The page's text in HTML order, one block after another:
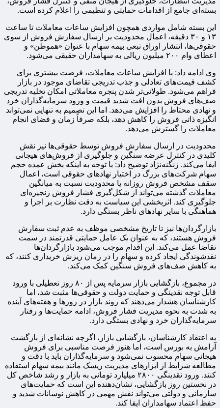
بسته‌ای جامع از اقدامات حمایتی و تنظیمی را اعلام کرده است.
این بسته شامل مواردی همچون افزایش ساعات معاملات تا ساعت
۱۳ و ۳۰ دقیقه، اعمال محدودیت بر ارسال سفارش فروش از سوی
حقوقی‌ها، انتشار اوراق تبعی بیمه سهام با عنوان «هموطن» و
اعطای وام ۲۰۰ میلیون ریالی به سهامداران حقیقی می‌شود.
وی ادامه داد: با افزایش ساعات معاملات، فرصت بیشتری برای
کشف قیمت‌های تعادلی و جذب تدریجی تقاضای موجود در بازار
فراهم می‌شود. طولانی‌تر شدن پنجره معاملاتی امکان تخلیه تدریجی
صف‌های فروش بدون افت شدید قیمت و ورود سرمایه‌گذاران خرد
و نهادی محتاط را افزایش می‌دهد. اما این تصمیم به تنهایی نمی‌تواند
انگیزه ذاتی فروش را کاهش دهد، بلکه صرفاً زمان و فضای انجام
معاملات را گسترش می‌دهد.
محدودیت در ارسال سفارش فروش توسط حقوقی‌ها نیز نقش
کلیدی در کنترل عرضه سنگین و جلوگیری از فروش‌های هیجانی
ایفا می‌کند. زنگنه‌نژاد توضیح داد: با توجه به اینکه بخش عمده حجم
سهام شرکت‌های بزرگ در اختیار نهادهای حقوقی است، اعمال
سقف مشخص فروش روزانه یا محدودیت نسبت به میانگین
معاملات گذشته می‌تواند از شکل‌گیری فشار فروش زنجیره‌ای
جلوگیری کند. اثربخشی این سیاست به دقت نظارت بر اجرا و
هماهنگی با سایر نهادهای ناظر بستگی دارد.
بازارگردان‌ها نیز تا تاریخ مشخصی موظف به عدم ثبت سفارش
فروش هستند، که به عنوان یک عامل حمایتی قدرتمند در سمت
تقاضا عمل می‌کند. این اقدام موجب می‌شود بازارگردان‌ها
نقدشوندگی ایجاد کرده و سهام را در زمان ریزش خریداری کنند، که
به کاهش صف‌های فروش سنگین کمک می‌کند.
در مجموع، بازگشایی بازار سرمایه پس از ۸۰ روز تعطیلی با ورود
قابل توجه نقدینگی و حمایت دولت و حقوقی‌ها مثبت شد، اما
کارشناسان هشدار می‌دهند که روند بازار در روزها و هفته‌های آینده
به شدت به نحوه مدیریت فشار فروش، ادامه حمایت‌ها و رفتار
سرمایه‌گذاران خرد و نهادی بستگی دارد.
به اعتقاد کارشناسان، بازگشایی بازار، اگرچه نشانه‌ای از بازگشت
آرامش به بورس است، اما هنوز فرصت مناسبی برای فروش
هیجانی سهام محسوب نمی‌شود و سرمایه‌گذاران باید با دقت و
مطالعه شرایط از ابزارهای مدیریت ریسک مانند بیمه سهام استفاده
کنند. ورود نقدینگی ۲۸۰۰ میلیارد تومانی به بازار و رشد شاخص کل
در نخستین روز بازگشایی، نشان‌دهنده این است که حمایت‌های
سازمانی و دولتی می‌تواند نقش مهمی در کاهش نوسانات شدید و
حفظ اعتماد سهامداران ایفا کند.